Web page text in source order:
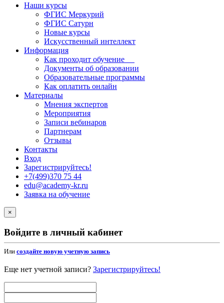
Наши курсы
ФГИС Меркурий
ФГИС Сатурн
Новые курсы
Искусственный интеллект
Информация
Как проходит обучение
Документы об образовании
Образовательные программы
Как оплатить онлайн
Материалы
Мнения экспертов
Мероприятия
Записи вебинаров
Партнерам
Отзывы
Контакты
Вход
Зарегистрируйтесь!
+7(499)370 75 44
edu@academy-kr.ru
Заявка на обучение
×
Войдите в личный кабинет
Или создайте новую учетную запись
Еще нет учетной записи? Зарегистрируйтесь!